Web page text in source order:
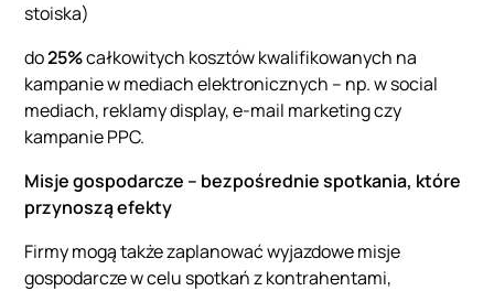
stoiska)
do25%całkowitych kosztów kwalifikowanych na
kampanie w mediach elektronicznych – np. w social
mediach, reklamy display, e-mail marketing czy
kampanie PPC.
Misje gospodarcze – bezpośrednie spotkania, które
przynoszą efekty
Firmy mogą także zaplanować wyjazdowe misje
gospodarcze w celu spotkań z kontrahentami,